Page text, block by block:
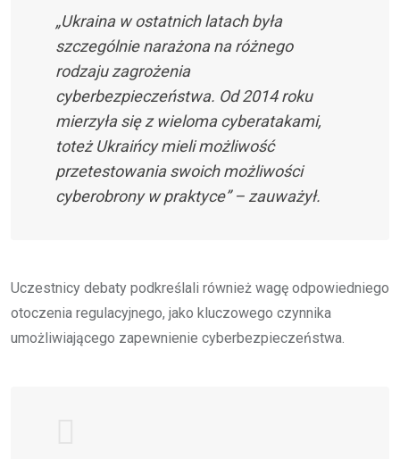
„Ukraina w ostatnich latach była
szczególnie narażona na różnego
rodzaju zagrożenia
cyberbezpieczeństwa. Od 2014 roku
mierzyła się z wieloma cyberatakami,
toteż Ukraińcy mieli możliwość
przetestowania swoich możliwości
cyberobrony w praktyce” – zauważył.
Uczestnicy debaty podkreślali również wagę odpowiedniego
otoczenia regulacyjnego, jako kluczowego czynnika
umożliwiającego zapewnienie cyberbezpieczeństwa.